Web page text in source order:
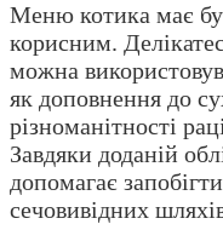
Меню котика має
корисним.
можна
як доповнення до
різноманітності
Завдяки доданій
допомагає
сечовивідних